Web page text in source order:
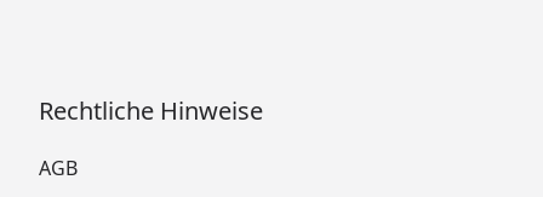
Rechtliche Hinweise
AGB